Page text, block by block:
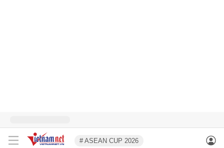
# ASEAN CUP 2026